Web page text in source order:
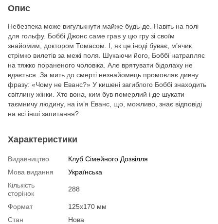
Опис
Небезпека може вигулькнути майже будь-де. Навіть на полі
для гольфу. Боббі Джонс саме грав у цю гру зі своїм
знайомим, доктором Томасом. І, як це іноді буває, м’ячик
стрімко вилетів за межі поля. Шукаючи його, Боббі натрапляє
на тяжко пораненого чоловіка. Але врятувати бідолаху не
вдається. За мить до смерті незнайомець промовляє дивну
фразу: «Чому не Еванс?» У кишені загиблого Боббі знаходить
світлину жінки. Хто вона, ким був померлий і де шукати
таємничу людину, на ім’я Еванс, що, можливо, знає відповіді
на всі інші запитання?
Характеристики
Видавництво
Клуб Сімейного Дозвілля
Мова видання
Українська
Кількість
сторінок
288
Формат
125х170 мм
Стан
Нова